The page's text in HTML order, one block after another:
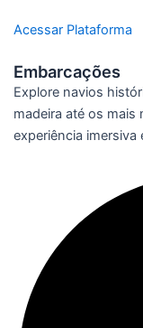
Acessar Plataforma
Embarcações
Explore navios
madeira até os mais
experiência imersiva